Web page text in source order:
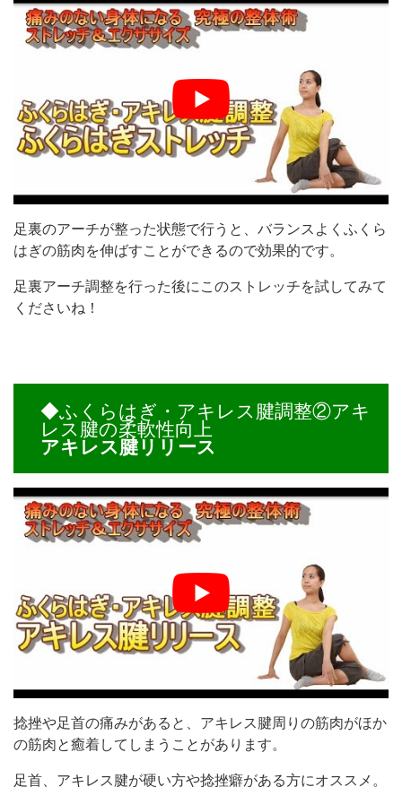
足裏のアーチが整った状態で行うと、バランスよくふくら
はぎの筋肉を伸ばすことができるので効果的です。
足裏アーチ調整を行った後にこのストレッチを試してみて
くださいね！
◆ふくらはぎ・アキレス腱調整②アキ
レス腱の柔軟性向上
アキレス腱リリース
捻挫や足首の痛みがあると、アキレス腱周りの筋肉がほか
の筋肉と癒着してしまうことがあります。
足首、アキレス腱が硬い方や捻挫癖がある方にオススメ。